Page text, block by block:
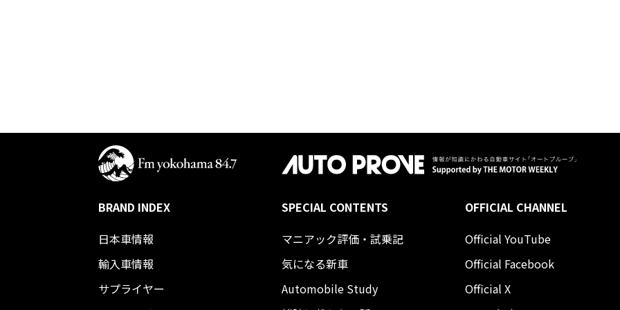
BRAND INDEX
日本車情報​
輸入車情報
サプライヤー
SPECIAL CONTENTS
マニアック評価・試乗記
気になる新車
Automobile Study
OFFICIAL CHANNEL
Official YouTube
Official Facebook
Official X